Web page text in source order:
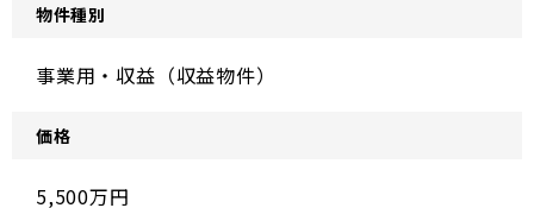
物件種別
事業用・収益（収益物件）
価格
5,500万円